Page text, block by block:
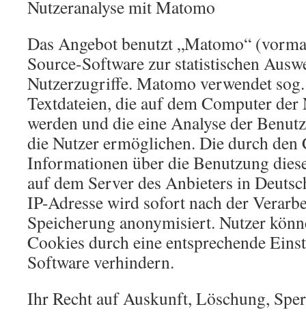
Nutzeranalyse mit Matomo
Das Angebot benutzt „Matomo“
Source-Software zur statistischen
Nutzerzugriffe. Matomo verwendet
Textdateien, die auf dem Computer der
werden und die eine Analyse der
die Nutzer ermöglichen. Die durch den
Informationen über die Benutzung
auf dem Server des Anbieters in
IP-Adresse wird sofort nach der
Speicherung anonymisiert. Nutzer
Cookies durch eine entsprechende
Software verhindern.
Ihr Recht auf Auskunft, Löschung,